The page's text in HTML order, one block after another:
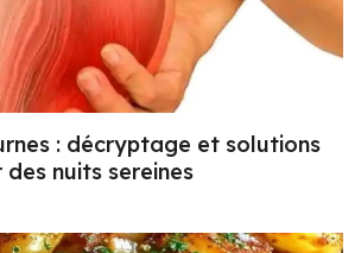
: décryptage et solutions
nuits sereines